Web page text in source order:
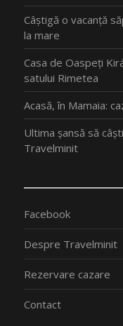
Câștigă o vacanță
la mare
Casa de Oaspeți
satului Rimetea
Acasă, în Mamaia:
Ultima șansă să
Travelminit
Facebook
Despre Travelminit
Rezervare cazare
Contact